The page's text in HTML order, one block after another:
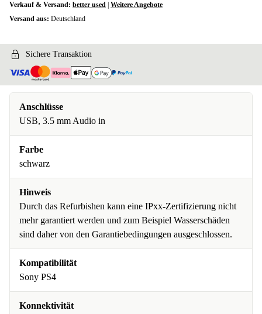
Verkauf & Versand: better used Weitere Angebote
Versand aus: Deutschland
Sichere Transaktion
Anschlüsse
USB, 3.5 mm Audio in
Farbe
schwarz
Hinweis
Durch das Refurbishen kann eine IPxx-Zertifizierung nicht
mehr garantiert werden und zum Beispiel Wasserschäden
sind daher von den Garantiebedingungen ausgeschlossen.
Kompatibilität
Sony PS4
Konnektivität